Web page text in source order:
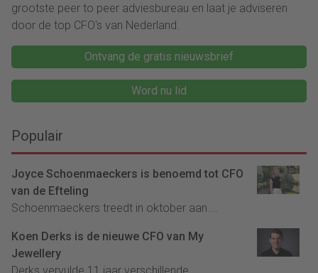
grootste peer to peer adviesbureau en laat je adviseren
door de top CFO's van Nederland.
Ontvang de gratis nieuwsbrief
Word nu lid
Populair
Joyce Schoenmaeckers is benoemd tot CFO
van de Efteling
Schoenmaeckers treedt in oktober aan....
Koen Derks is de nieuwe CFO van My
Jewellery